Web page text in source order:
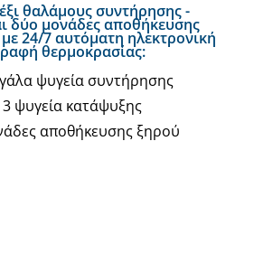
θαλάμους συντήρησης -
δύο μονάδες αποθήκευσης
24/7 αυτόματη ηλεκτρονική
θερμοκρασίας:
ψυγεία συντήρησης
3 ψυγεία κατάψυξης
αποθήκευσης ξηρού